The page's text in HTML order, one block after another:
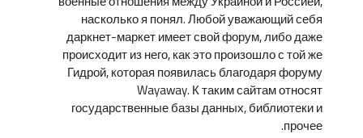
насколько я понял. Любой уважающий себя
даркнет-маркет имеет свой форум, либо даже
происходит из него, как это произошло с той же
Гидрой, которая появилась благодаря форуму
Wayaway. К таким сайтам относят
государственные базы данных, библиотеки и
прочее.